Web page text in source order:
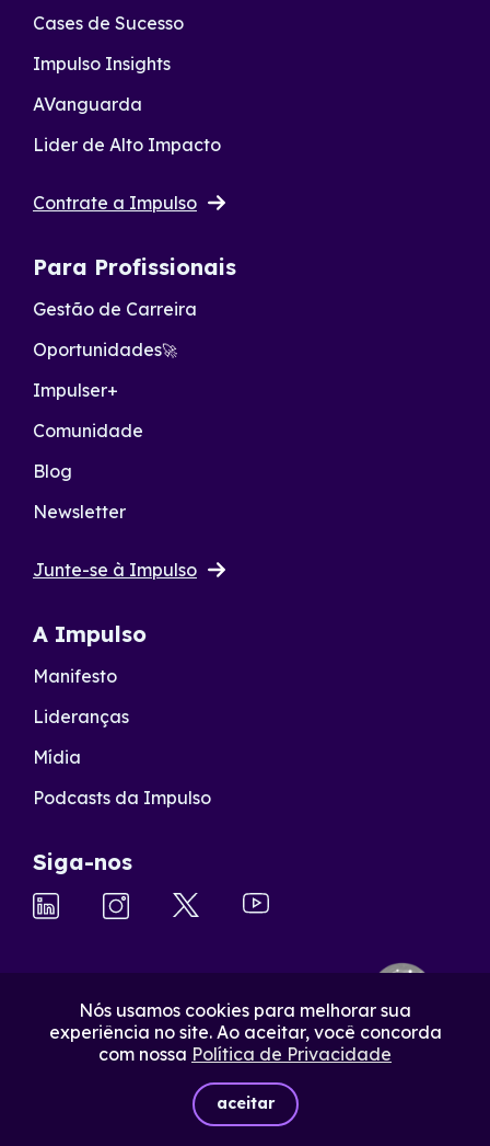
Nós usamos cookies para melhorar sua
experiência no site. Ao aceitar, você concorda
com nossa Política de Privacidade
aceitar
Cases de Sucesso
Impulso Insights
AVanguarda
Lider de Alto Impacto
Contrate a Impulso
Para Profissionais
Gestão de Carreira
Oportunidades🚀
Impulser+
Comunidade
Blog
Newsletter
Junte-se à Impulso
A Impulso
Manifesto
Lideranças
Mídia
Podcasts da Impulso
Siga-nos